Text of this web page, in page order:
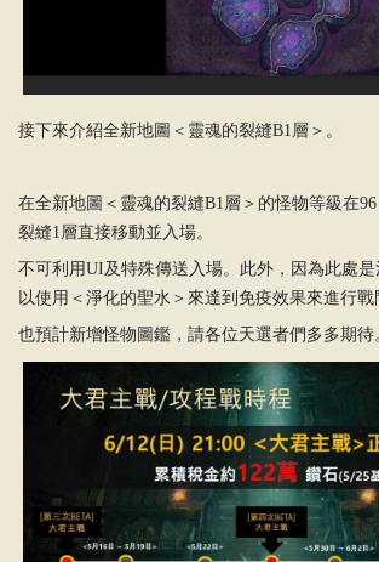
接下來介紹全新地圖＜靈魂的裂縫B1層＞。
在全新地圖＜靈魂的裂縫B1層＞的怪物等級在
裂縫1層直接移動並入場。
不可利用UI及特殊傳送入場。此外，因為此處
以使用＜淨化的聖水＞來達到免疫效果來進行戰
也預計新增怪物圖鑑，請各位天選者們多多期待